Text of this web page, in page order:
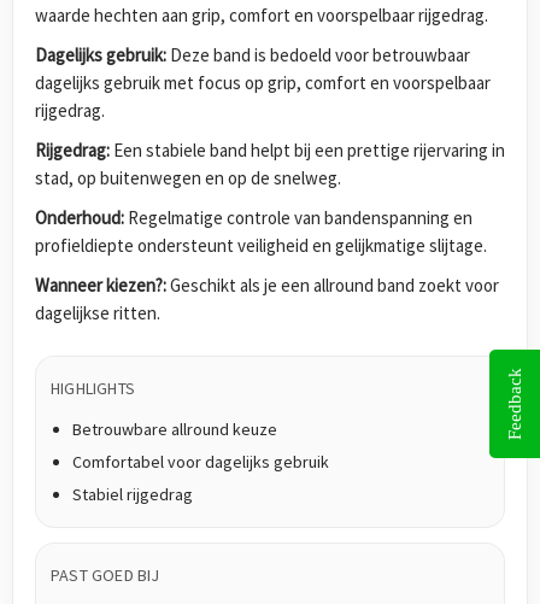
waarde hechten aan grip, comfort en voorspelbaar rijgedrag.
Dagelijks gebruik: Deze band is bedoeld voor betrouwbaar
dagelijks gebruik met focus op grip, comfort en voorspelbaar
rijgedrag.
Rijgedrag: Een stabiele band helpt bij een prettige rijervaring in
stad, op buitenwegen en op de snelweg.
Onderhoud: Regelmatige controle van bandenspanning en
profieldiepte ondersteunt veiligheid en gelijkmatige slijtage.
Wanneer kiezen?:Geschikt als je een allround band zoekt voor
dagelijkse ritten.
HIGHLIGHTS
Betrouwbare allround keuze
Comfortabel voor dagelijks gebruik
Stabiel rijgedrag
PAST GOED BIJ
Feedback